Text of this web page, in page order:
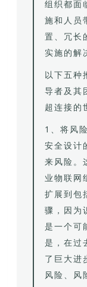
组织都面
施和人员
置、冗长
实施的解
以下五种
导者及其
超连接的
1、将风
安全设计
来风险。
业物联网
扩展到包
骤，因为
是一个可
是，在过
了巨大进
风险、风